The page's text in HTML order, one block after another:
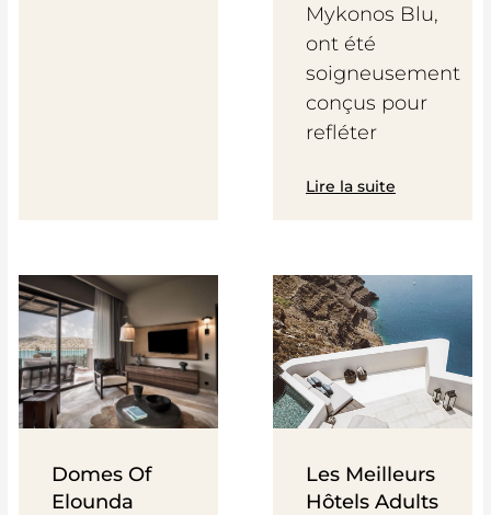
Mykonos Blu,
ont été
soigneusement
conçus pour
refléter
Lire la suite
Domes Of
Elounda
Les Meilleurs
Hôtels Adults